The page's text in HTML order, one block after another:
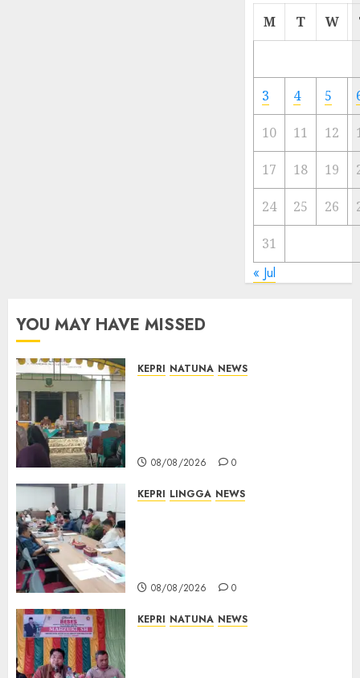
Cermin
Ibu
Kota
23/11/
M T W
3 4 5
10 11 12
17 18 19
24 25 26
31
« Jul
YOU MAY HAVE MISSED
KEPRI NATUNA NEWS
08/08/2026 0
KEPRI LINGGA NEWS
08/08/2026 0
KEPRI NATUNA NEWS